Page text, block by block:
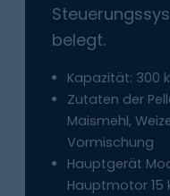
belegt.
Kapazität: 300
Zutaten der
Maismehl,
Vormischung
Hauptgerät
Hauptmotor 15